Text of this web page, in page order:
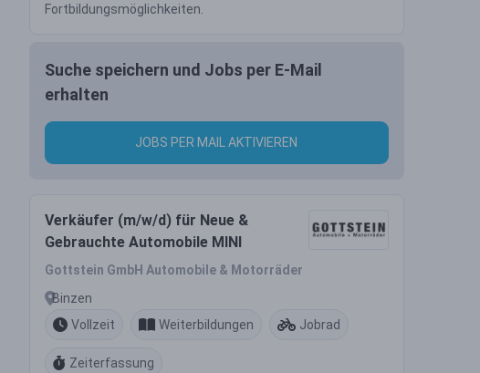
Fortbildungsmöglichkeiten.
Suche speichern und Jobs per E-Mail
erhalten
JOBS PER MAIL AKTIVIEREN
Verkäufer (m/w/d) für Neue &
Gebrauchte Automobile MINI
Gottstein GmbH Automobile & Motorräder
Binzen
Vollzeit
Weiterbildungen Jobrad
Zeiterfassung